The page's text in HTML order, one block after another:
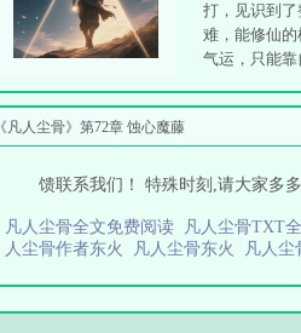
打，见识到
难，能修仙
气运，只能
《凡人尘骨》第72章 蚀心魔藤
馈联系我们！ 特殊时刻,请大家多
凡人尘骨全文免费阅读 凡人尘骨TXT
人尘骨作者东火
凡人尘骨东火 凡人尘